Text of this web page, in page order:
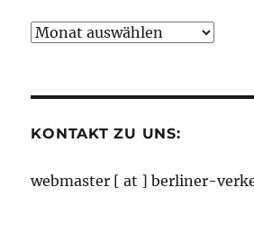
Neuigkeiten
KONTAKT ZU UNS:
webmaster [ at ] berliner-